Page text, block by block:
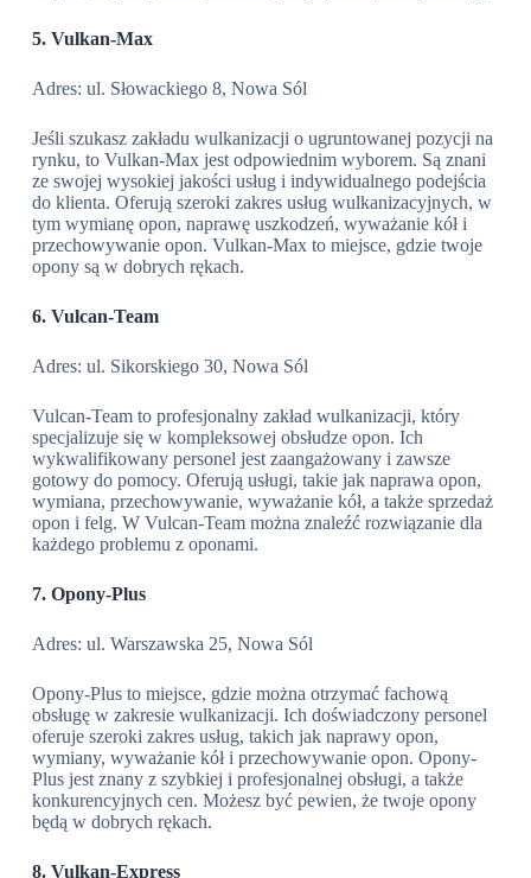
5. Vulkan-Max
Adres: ul. Słowackiego 8, Nowa Sól
Jeśli szukasz zakładu wulkanizacji o ugruntowanej pozycji na
rynku, to Vulkan-Max jest odpowiednim wyborem. Są znani
ze swojej wysokiej jakości usług i indywidualnego podejścia
do klienta. Oferują szeroki zakres usług wulkanizacyjnych, w
tym wymianę opon, naprawę uszkodzeń, wyważanie kół i
przechowywanie opon. Vulkan-Max to miejsce, gdzie twoje
opony są w dobrych rękach.
6. Vulcan-Team
Adres: ul. Sikorskiego 30, Nowa Sól
Vulcan-Team to profesjonalny zakład wulkanizacji, który
specjalizuje się w kompleksowej obsłudze opon. Ich
wykwalifikowany personel jest zaangażowany i zawsze
gotowy do pomocy. Oferują usługi, takie jak naprawa opon,
wymiana, przechowywanie, wyważanie kół, a także sprzedaż
opon i felg. W Vulcan-Team można znaleźć rozwiązanie dla
każdego problemu z oponami.
7. Opony-Plus
Adres: ul. Warszawska 25, Nowa Sól
Opony-Plus to miejsce, gdzie można otrzymać fachową
obsługę w zakresie wulkanizacji. Ich doświadczony personel
oferuje szeroki zakres usług, takich jak naprawy opon,
wymiany, wyważanie kół i przechowywanie opon. Opony-
Plus jest znany z szybkiej i profesjonalnej obsługi, a także
konkurencyjnych cen. Możesz być pewien, że twoje opony
będą w dobrych rękach.
8. Vulkan-Express